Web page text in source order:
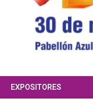
EXPOSITORES